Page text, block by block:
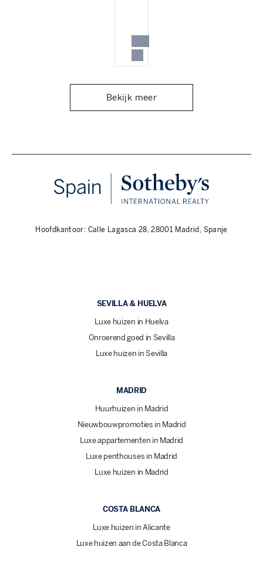
Bekijk meer
Hoofdkantoor: Calle Lagasca 28, 28001 Madrid, Spanje
SEVILLA & HUELVA
Luxe huizen in Huelva
Onroerend goed in Sevilla
Luxe huizen in Sevilla
MADRID
Huurhuizen in Madrid
Nieuwbouwpromoties in Madrid
Luxe appartementen in Madrid
Luxe penthouses in Madrid
Luxe huizen in Madrid
COSTA BLANCA
Luxe huizen in Alicante
Luxe huizen aan de Costa Blanca